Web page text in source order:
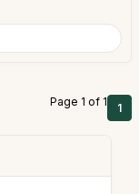
Page 1 of 1 1